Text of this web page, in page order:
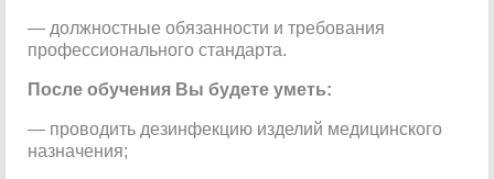
— должностные обязанности и требования
профессионального стандарта.
После обучения Вы будете уметь:
— проводить дезинфекцию изделий медицинского
назначения;